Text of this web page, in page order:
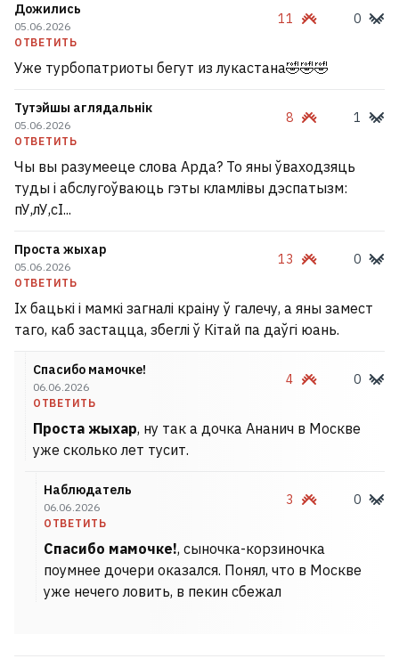
Дожились
05.06.2026
ОТВЕТИТЬ
11 0
Уже турбопатриоты бегут из лукастана🤣🤣🤣
Тутэйшы аглядальнік
05.06.2026
ОТВЕТИТЬ
8 1
Чы вы разумееце слова Арда? То яны ўваходзяць
туды і абслугоўваюць гэты кламлівы дэспатызм:
пУ,лУ,сІ...
Проста жыхар
05.06.2026
ОТВЕТИТЬ
13 0
Іх бацькі і мамкі загналі краіну ў галечу, а яны замест
таго, каб застацца, збеглі ў Кітай па даўгі юань.
Спасибо мамочке!
06.06.2026
ОТВЕТИТЬ
4 0
Проста жыхар, ну так а дочка Ананич в Москве
уже сколько лет тусит.
Наблюдатель
06.06.2026
ОТВЕТИТЬ
3 0
Спасибо мамочке!, сыночка-корзиночка
поумнее дочери оказался. Понял, что в Москве
уже нечего ловить, в пекин сбежал